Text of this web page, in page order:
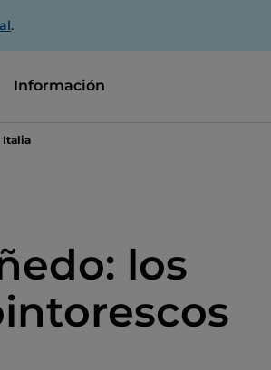
.
Información
Italia
los